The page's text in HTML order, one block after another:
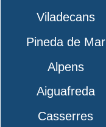
Viladecans
Pineda de Mar
Alpens
Aiguafreda
Casserres